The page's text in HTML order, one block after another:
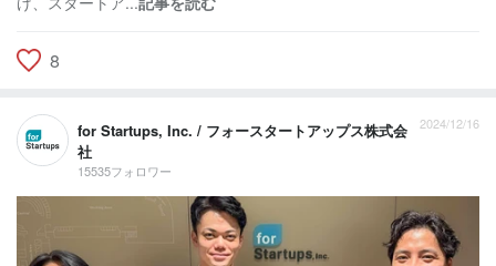
8
for Startups, Inc. / フォースタートアップス株式会
社
15535フォロワー
2024/12/16